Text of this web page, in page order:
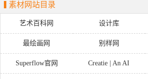
素材网站目录
艺术百科网 设计库
最绘画网 别样网
Superflow官网 Creatie | An AI